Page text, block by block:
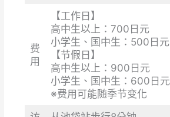
费
用
【工作日】
高中生以上：700日元
小学生、国中生：500日元
【节假日】
高中生以上：900日元
小学生、国中生：600日元
※费用可能随季节变化